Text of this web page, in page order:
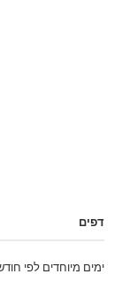
דפים
ימים מיוחדים לפי